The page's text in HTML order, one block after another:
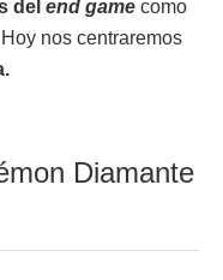
del end game como
nos centraremos
.
Diamante